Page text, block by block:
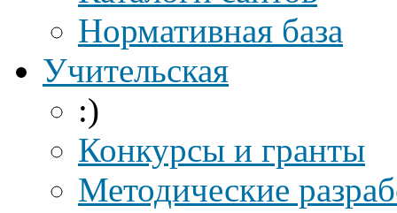
Нормативная база
Учительская
:)
Конкурсы и гранты
Методические